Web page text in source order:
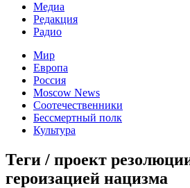
Медиа
Редакция
Радио
Мир
Европа
Россия
Moscow News
Соотечественники
Бессмертный полк
Культура
Теги / проект
героизацией нацизма